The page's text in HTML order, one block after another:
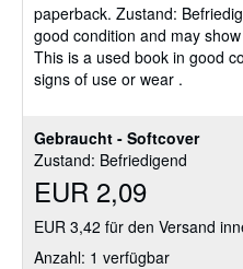
Gebraucht - Softcover
Zustand: Befriedigend
EUR 2,09
EUR 3,42 für den Versand
Anzahl: 1 verfügbar
5
paperback. Zustand:
good condition and may
This is a used book in good
signs of use or wear .